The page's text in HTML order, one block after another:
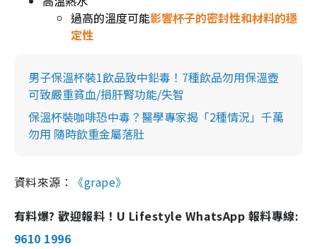
過高的溫度可能影響杯子的密封性和材料的穩
定性
男子保溫杯裝1飲品致中鉛毒！7種飲品勿用保溫壺
可致嚴重貧血/損肝腎功能/失智
保溫杯裝咖啡恐中毒？醫學專家揭「2種情況」千萬
勿用 隨時飲重金屬落肚
資料來源： 《grape》
有料爆? 歡迎報料！U Lifestyle WhatsApp 報料專線:
9610 1996